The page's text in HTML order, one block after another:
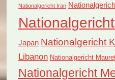
Nationalgericht Iran
Japan Nationalgericht
Libanon Nationalgericht
Nationalgericht